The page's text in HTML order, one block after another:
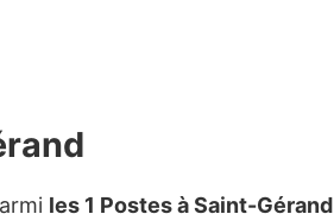
les 1 Postes à Saint-Gérand